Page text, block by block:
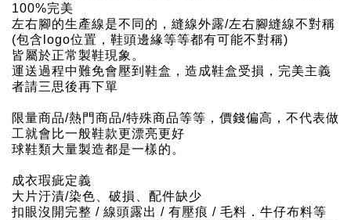
100%完美
左右腳的生產線是不同的，縫線外露/左右腳縫線不對稱
(包含logo位置，鞋頭邊緣等等都有可能不對稱)
皆屬於正常製鞋現象。
運送過程中難免會壓到鞋盒，造成鞋盒受損，完美主義
者請三思後再下單
限量商品/熱門商品/特殊商品等等，價錢偏高，不代表做
工就會比一般鞋款更漂亮更好
球鞋類大量製造都是一樣的。
成衣瑕疵定義
大片汙漬/染色、破損、配件缺少
扣眼沒開完整 / 線頭露出 / 有壓痕 / 毛料．牛仔布料等